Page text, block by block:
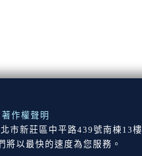
著作權聲明
市新莊區中平路439號南棟13樓
以最快的速度為您服務。